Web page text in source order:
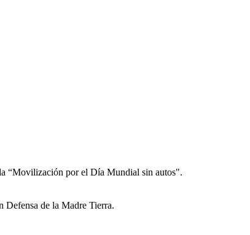
“Movilización por el Día Mundial sin autos".
de la Madre Tierra.